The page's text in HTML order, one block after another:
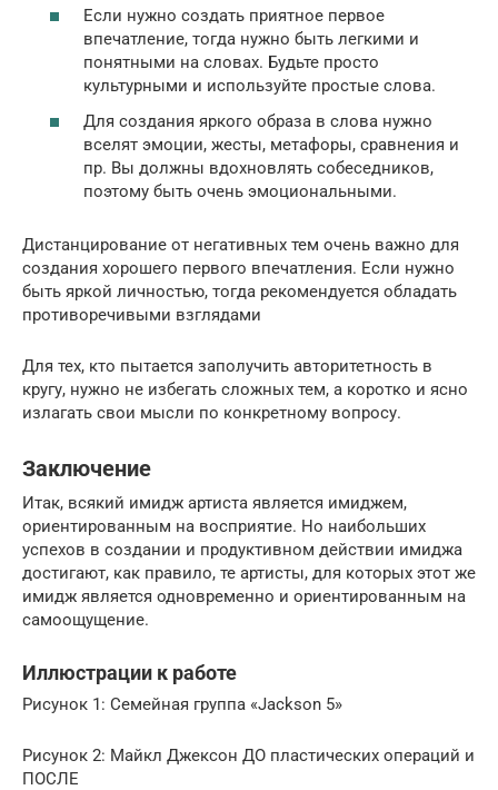
Если нужно создать приятное первое
впечатление, тогда нужно быть легкими и
понятными на словах. Будьте просто
культурными и используйте простые слова.
Для создания яркого образа в слова нужно
вселят эмоции, жесты, метафоры, сравнения и
пр. Вы должны вдохновлять собеседников,
поэтому быть очень эмоциональными.
Дистанцирование от негативных тем очень важно для
создания хорошего первого впечатления. Если нужно
быть яркой личностью, тогда рекомендуется обладать
противоречивыми взглядами
Для тех, кто пытается заполучить авторитетность в
кругу, нужно не избегать сложных тем, а коротко и ясно
излагать свои мысли по конкретному вопросу.
Заключение
Итак, всякий имидж артиста является имиджем,
ориентированным на восприятие. Но наибольших
успехов в создании и продуктивном действии имиджа
достигают, как правило, те артисты, для которых этот же
имидж является одновременно и ориентированным на
самоощущение.
Иллюстрации к работе
Рисунок 1: Семейная группа «Jackson 5»
Рисунок 2: Майкл Джексон ДО пластических операций и
ПОСЛЕ